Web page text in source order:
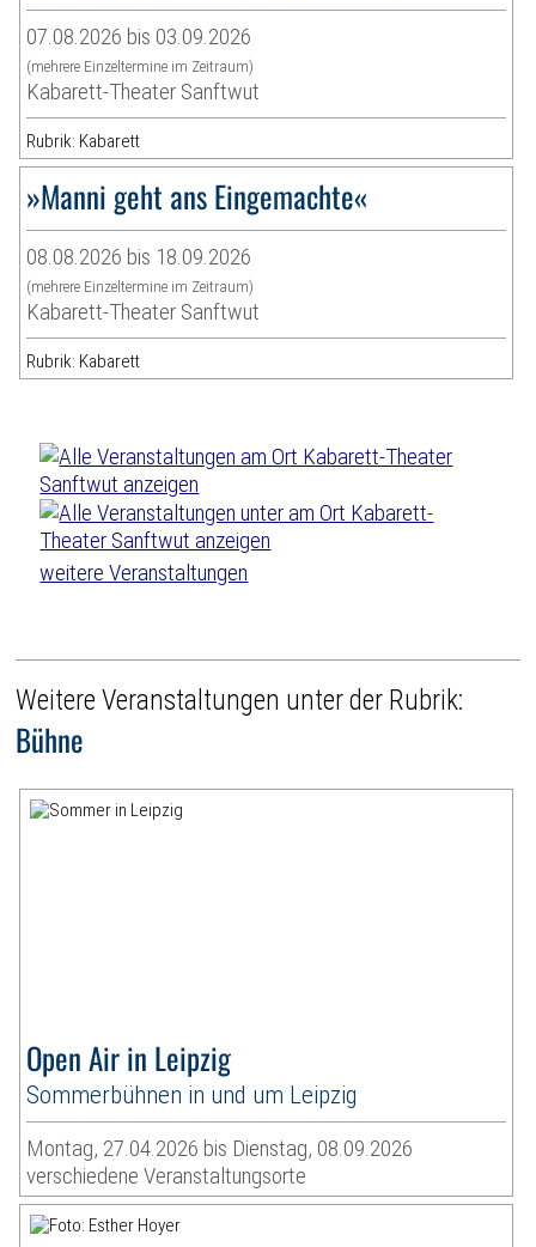
07.08.2026 bis 03.09.2026
(mehrere Einzeltermine im Zeitraum)
Kabarett-Theater Sanftwut
Rubrik: Kabarett
»Manni geht ans Eingemachte«
08.08.2026 bis 18.09.2026
(mehrere Einzeltermine im Zeitraum)
Kabarett-Theater Sanftwut
Rubrik: Kabarett
weitere Veranstaltungen
Weitere Veranstaltungen unter der Rubrik:
Bühne
Open Air in Leipzig
Sommerbühnen in und um Leipzig
Montag, 27.04.2026 bis Dienstag, 08.09.2026
verschiedene Veranstaltungsorte